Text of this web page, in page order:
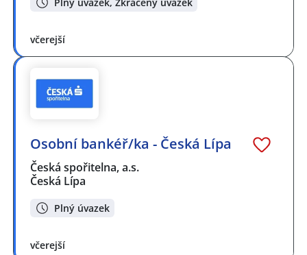
včerejší
Osobní bankéř/ka - Česká Lípa
Česká spořitelna, a.s.
Česká Lípa
Plný úvazek
včerejší